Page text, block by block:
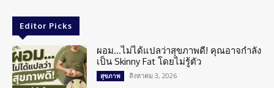
Editor Picks
ผอม…ไม่ได้แปลว่าสุขภาพดี! คุณอาจกำลัง
เป็น Skinny Fat โดยไม่รู้ตัว
สุขภาพ สิงหาคม 3, 2026